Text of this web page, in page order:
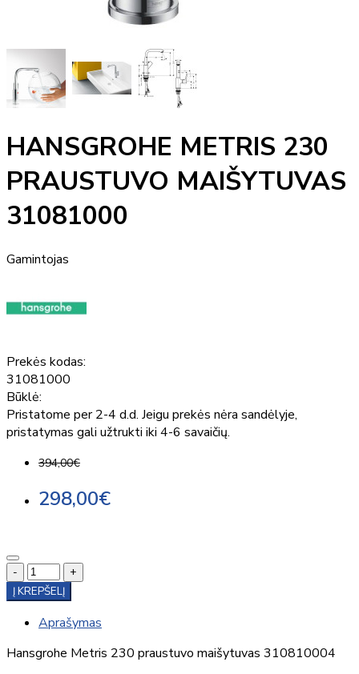
HANSGROHE METRIS 230
PRAUSTUVO MAIŠYTUVAS
31081000
Gamintojas
Prekės kodas:
31081000
Būklė:
Pristatome per 2-4 d.d. Jeigu prekės nėra sandėlyje,
pristatymas gali užtrukti iki 4-6 savaičių.
394,00€
298,00€
-
+
Į KREPŠELĮ
Aprašymas
Hansgrohe Metris 230 praustuvo maišytuvas 310810004